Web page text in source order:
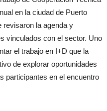
en la ciudad de Puerto
revisaron la agenda y
vinculados con el sector. Uno
el trabajo en I+D que la
de explorar oportunidades
participantes en el encuentro